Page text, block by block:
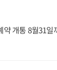
약 개통 8월31일